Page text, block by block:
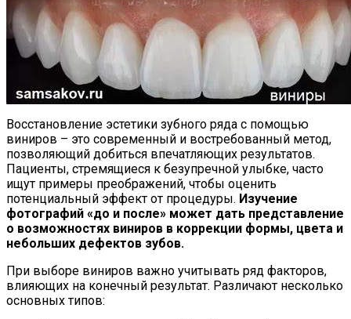
Восстановление эстетики зубного ряда с помощью
виниров – это современный и востребованный метод,
позволяющий добиться впечатляющих результатов.
Пациенты, стремящиеся к безупречной улыбке, часто
ищут примеры преображений, чтобы оценить
потенциальный эффект от процедуры. Изучение
фотографий «до и после» может дать представление
о возможностях виниров в коррекции формы, цвета и
небольших дефектов зубов.
При выборе виниров важно учитывать ряд факторов,
влияющих на конечный результат. Различают несколько
основных типов: